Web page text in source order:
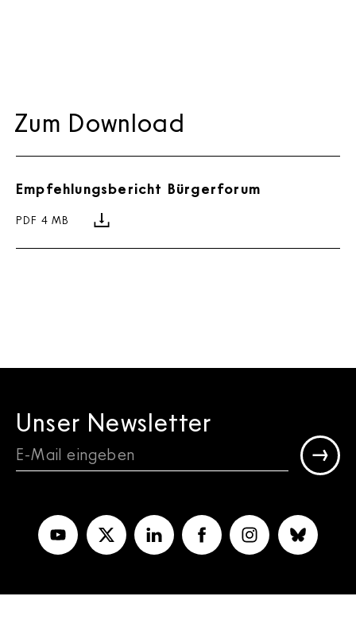
Zum Download
Empfehlungsbericht Bürgerforum
PDF 4 MB
Unser Newsletter